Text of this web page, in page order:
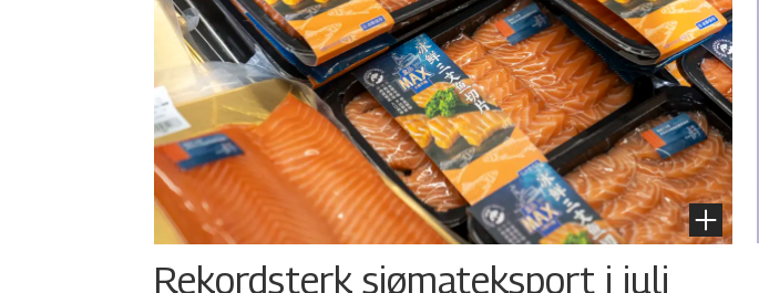
Rekordsterk sjømateksport i juli